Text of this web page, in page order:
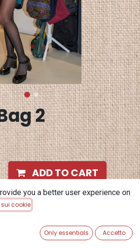
2
ADD TO CART
dei desideri
you a better user experience on
cookie
Only essentials Accetto